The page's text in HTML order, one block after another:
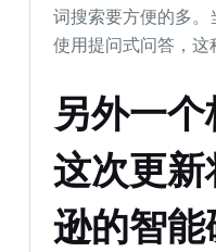
词搜索要方便的多
使用提问式问答，这
另外一个
这次更新
逊的智能